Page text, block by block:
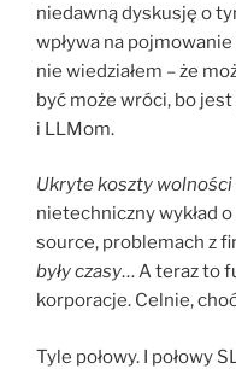
niedawną dyskusję o
wpływa na
nie wiedziałem – że
być może wróci, bo
i LLMom.
Ukryte koszty wolności
nietechniczny wykład
source, problemach z
były czasy… A teraz to
korporacje. Celnie,
Tyle połowy. I połowy